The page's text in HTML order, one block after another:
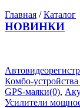
Главная /Каталог
НОВИНКИ
Комбо-устройства
GPS-маяки(0),
Усилители